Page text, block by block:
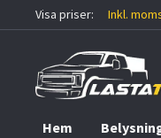
Visa priser: Inkl.
Hem